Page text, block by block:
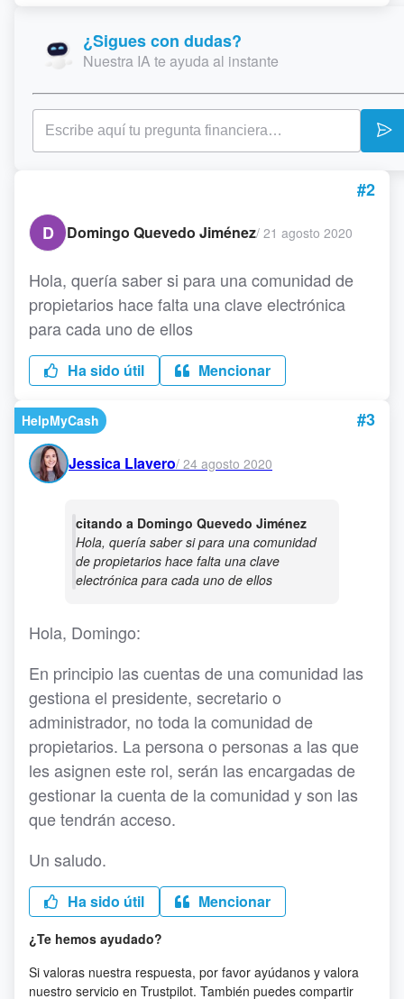
¿Sigues con dudas?
Nuestra IA te ayuda al instante
#2
D
Domingo Quevedo Jiménez/ 21 agosto 2020
Hola, quería saber si para una comunidad de
propietarios hace falta una clave electrónica
para cada uno de ellos
Ha sido útil Mencionar
HelpMyCash #3
Jessica Llavero/ 24 agosto 2020
citando a Domingo Quevedo Jiménez
Hola, quería saber si para una comunidad
de propietarios hace falta una clave
electrónica para cada uno de ellos
Hola, Domingo:
En principio las cuentas de una comunidad las
gestiona el presidente, secretario o
administrador, no toda la comunidad de
propietarios. La persona o personas a las que
les asignen este rol, serán las encargadas de
gestionar la cuenta de la comunidad y son las
que tendrán acceso.
Un saludo.
Ha sido útil Mencionar
¿Te hemos ayudado?
Si valoras nuestra respuesta, por favor ayúdanos y valora
nuestro servicio en Trustpilot. También puedes compartir